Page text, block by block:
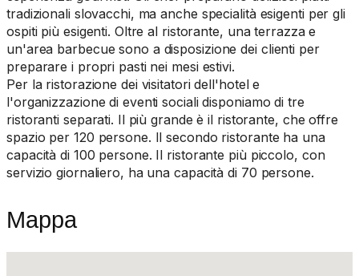
tradizionali slovacchi, ma anche specialità esigenti per gli
ospiti più esigenti. Oltre al ristorante, una terrazza e
un'area barbecue sono a disposizione dei clienti per
preparare i propri pasti nei mesi estivi.
Per la ristorazione dei visitatori dell'hotel e
l'organizzazione di eventi sociali disponiamo di tre
ristoranti separati. Il più grande è il ristorante, che offre
spazio per 120 persone. Il secondo ristorante ha una
capacità di 100 persone. Il ristorante più piccolo, con
servizio giornaliero, ha una capacità di 70 persone.
Mappa